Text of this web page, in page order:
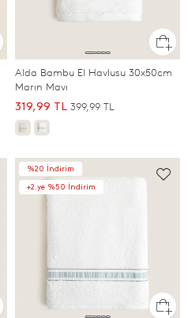
Alda Bambu El Havlusu 30x50cm
Marın Mavı
319,99 TL 399,99 TL
%20 İndirim
+2.ye %50 İndirim